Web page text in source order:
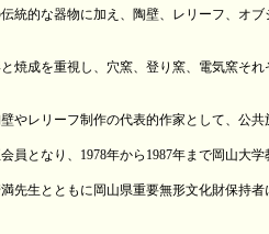
統的な器物に加え、陶壁、レリーフ、オ
焼成を重視し、穴窯、登り窯、電気窯そ
やレリーフ制作の代表的作家として、公
員となり、1978年から1987年まで岡山大
先生とともに岡山県重要無形文化財保持